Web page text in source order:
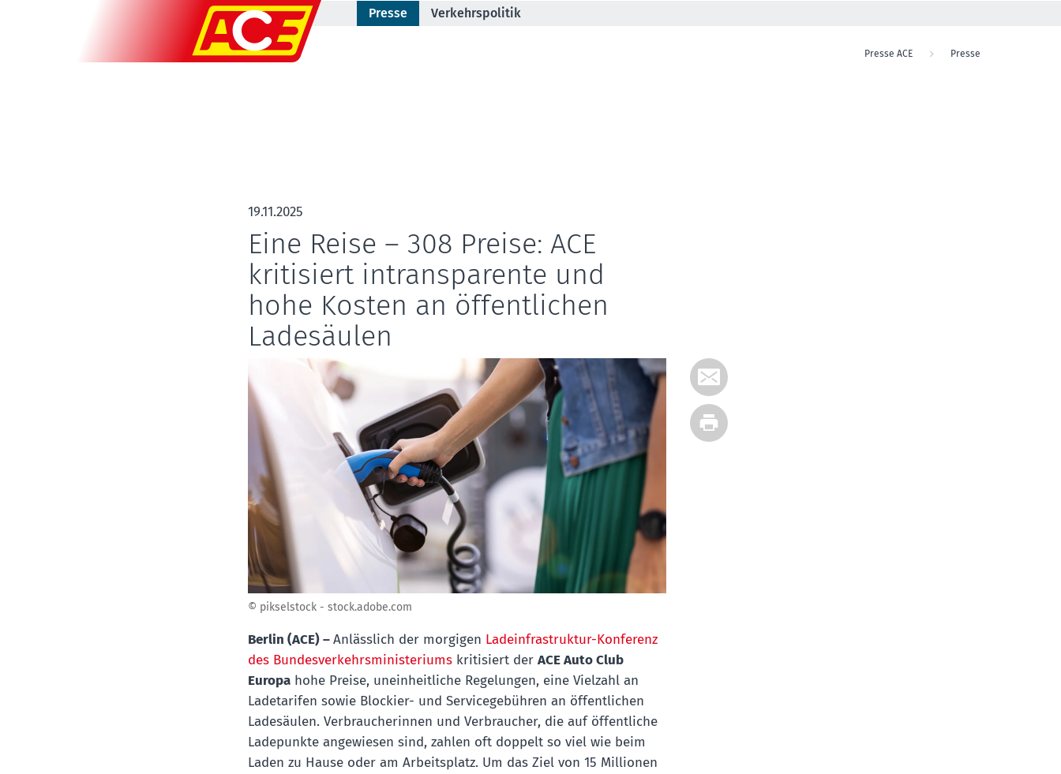
Presse Verkehrspolitik
Presse ACE Presse
19.11.2025
Eine Reise – 308 Preise: ACE
kritisiert intransparente und
hohe Kosten an öffentlichen
Ladesäulen
© pikselstock - stock.adobe.com
Berlin (ACE)–Anlässlich der morgigen Ladeinfrastruktur-Konferenz
des Bundesverkehrsministeriumskritisiert der ACE Auto Club
Europahohe Preise, uneinheitliche Regelungen, eine Vielzahl an
Ladetarifen sowie Blockier- und Servicegebühren an öffentlichen
Ladesäulen. Verbraucherinnen und Verbraucher, die auf öffentliche
Ladepunkte angewiesen sind, zahlen oft doppelt so viel wie beim
Laden zu Hause oder am Arbeitsplatz. Um das Ziel von 15 Millionen